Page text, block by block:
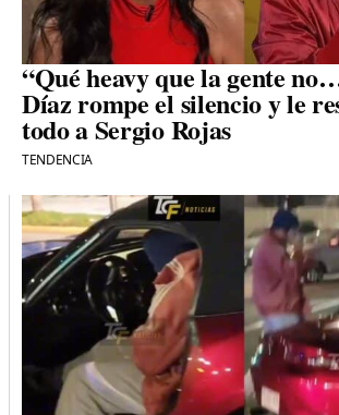
“Qué heavy que la gente
Díaz rompe el silencio y le
todo a Sergio Rojas
TENDENCIA